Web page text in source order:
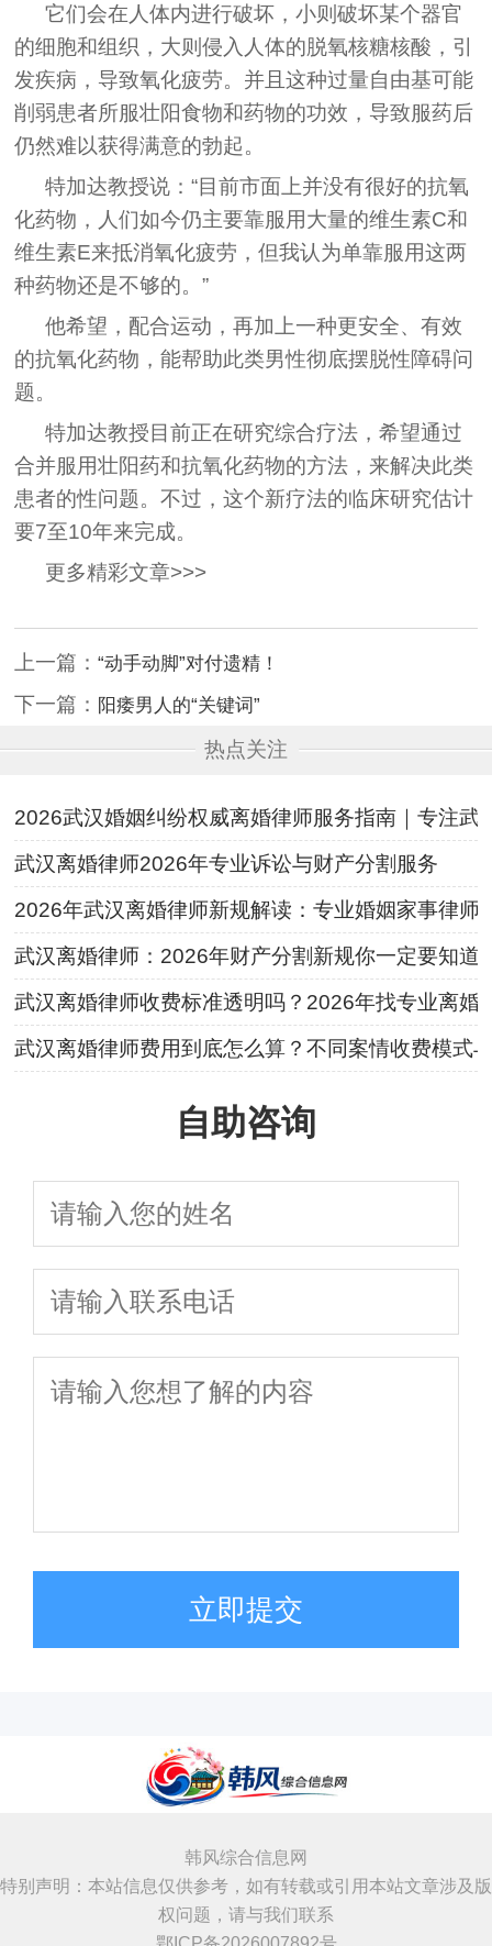
它们会在人体内进行破坏，小则破坏某个器官
的细胞和组织，大则侵入人体的脱氧核糖核酸，引
发疾病，导致氧化疲劳。并且这种过量自由基可能
削弱患者所服壮阳食物和药物的功效，导致服药后
仍然难以获得满意的勃起。
特加达教授说：“目前市面上并没有很好的抗氧
化药物，人们如今仍主要靠服用大量的维生素C和
维生素E来抵消氧化疲劳，但我认为单靠服用这两
种药物还是不够的。”
他希望，配合运动，再加上一种更安全、有效
的抗氧化药物，能帮助此类男性彻底摆脱性障碍问
题。
特加达教授目前正在研究综合疗法，希望通过
合并服用壮阳药和抗氧化药物的方法，来解决此类
患者的性问题。不过，这个新疗法的临床研究估计
要7至10年来完成。
更多精彩文章>>>
上一篇：“动手动脚”对付遗精！
下一篇： 阳痿男人的“关键词”
热点关注
2026武汉婚姻纠纷权威离婚律师服务指南｜专注
武汉离婚律师2026年专业诉讼与财产分割服务
2026年武汉离婚律师新规解读：专业婚姻家事律
武汉离婚律师：2026年财产分割新规你一定要知道
武汉离婚律师收费标准透明吗？2026年找专业离
武汉离婚律师费用到底怎么算？不同案情收费模式
自助咨询
立即提交
韩风综合信息网
特别声明：本站信息仅供参考，如有转载或引用本站文章涉及版
权问题，请与我们联系